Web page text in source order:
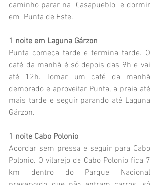
caminho parar na  Casapueblo  e dormir
em  Punta de Este.
1 noite em Laguna Gárzon
Punta começa tarde e termina tarde. O
café da manhã é só depois das 9h e vai
até 12h. Tomar um café da manhã
demorado e aproveitar Punta, a praia até
mais tarde e seguir parando até Laguna
Gárzon.
1 noite Cabo Polonio
Acordar sem pressa e seguir para Cabo
Polonio. O vilarejo de Cabo Polonio fica 7
km dentro do Parque Nacional